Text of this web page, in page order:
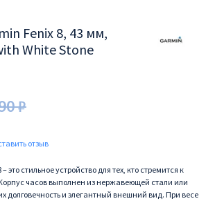
Fenix 8, 43 мм,
White Stone
₽
отзыв
стильное устройство для тех, кто стремится к
часов выполнен из нержавеющей стали или
долговечность и элегантный внешний вид. При весе